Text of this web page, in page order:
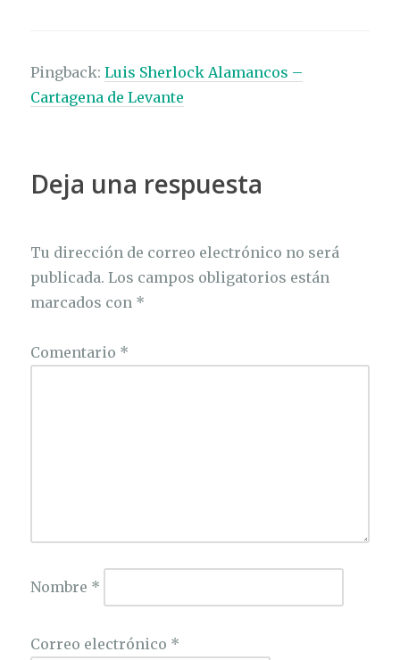
Pingback:Luis Sherlock Alamancos –
Cartagena de Levante
Deja una respuesta
Tu dirección de correo electrónico no será
publicada. Los campos obligatorios están
marcados con *
Comentario *
Nombre *
Correo electrónico *